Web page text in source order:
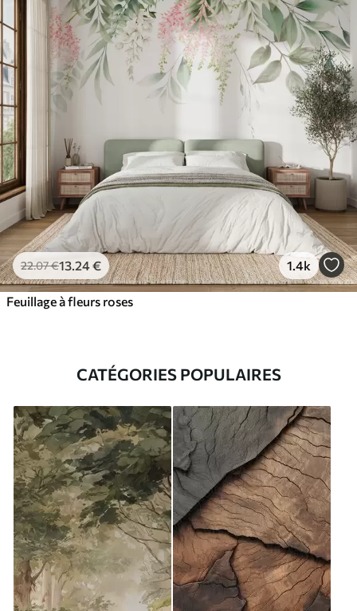
22.07€13 .24€ 1.4k
Feuillage à fleurs roses
CATÉGORIES POPULAIRES